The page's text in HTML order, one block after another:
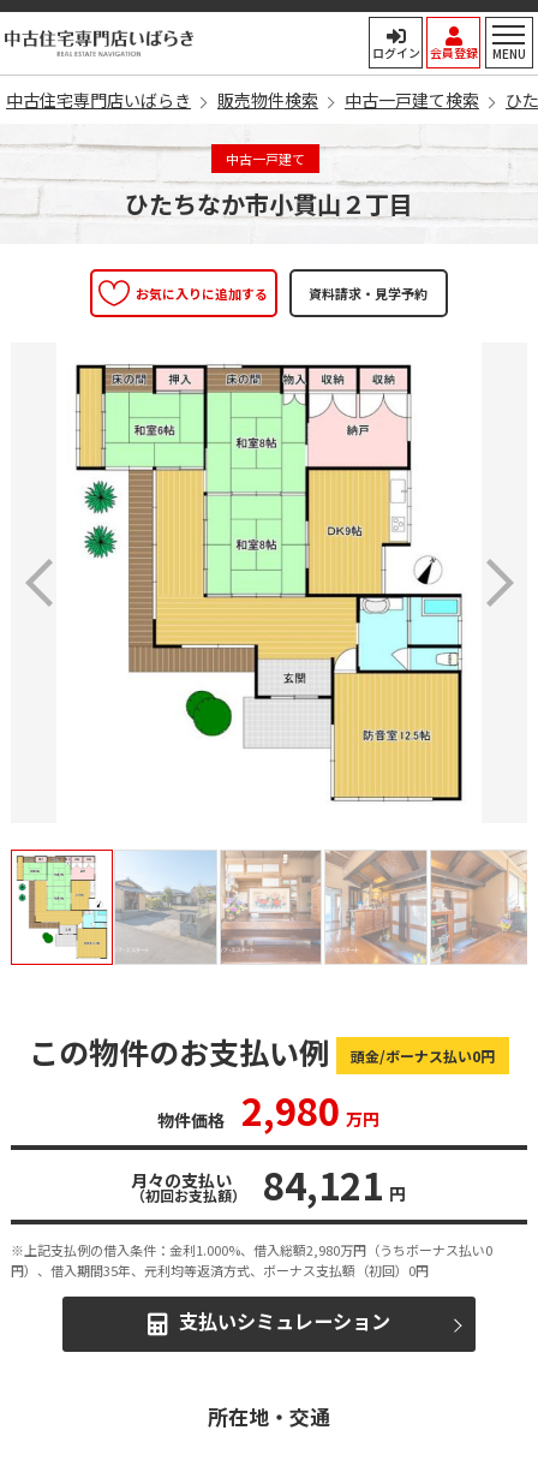
中古住宅専門店いばらき
ログイン 会員登録 MENU
中古住宅専門店いばらき 販売物件検索 中古一戸建て検索 ひ
中古一戸建て
ひたちなか市小貫山２丁目
お気に入りに追加する
この物件のお支払い例 頭金/ボーナス払い0円
物件価格 2,980 万円
月々の支払い
（初回お支払額） 84,121 円
※上記支払例の借入条件：金利1.000%、借入総額2,980万円（うちボーナス払い0
円）、借入期間35年、元利均等返済方式、ボーナス支払額（初回）0円
支払いシミュレーション
所在地・交通